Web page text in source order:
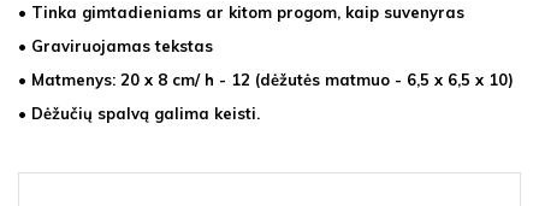
• Tinka gimtadieniams ar kitom progom, kaip suvenyras
• Graviruojamas tekstas
• Matmenys: 20 x 8 cm/ h - 12 (dėžutės matmuo - 6,5 x 6,5 x 10)
• Dėžučių spalvą galima keisti.